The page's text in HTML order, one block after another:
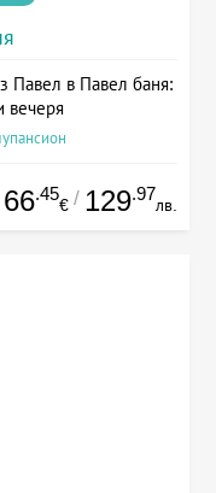
Павел в Павел баня:
вечеря
66.45
€ / 129.97
лв.